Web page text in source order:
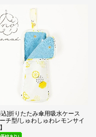
]折りたたみ傘用吸水ケース
ーチ型/しゅわしゅわレモンサイ